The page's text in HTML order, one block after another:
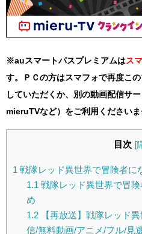
※auスマートパスプレミアムはス
す。ＰＣの方はスマフォで再度こ
していただくか、別の動画配信サ
mieruTVなど）をご利用くださいま
目次 [
1 戦隊レッド異世界で冒険者に
1.1 戦隊レッド異世界で冒
め
1.2【再放送】戦隊レッド
信/無料動画/アニメ/フル/見